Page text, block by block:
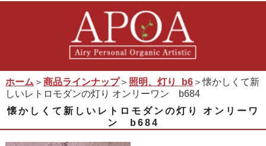
ホーム ＞ 商品ラインナップ＞ 照明、灯り_b6＞懐かしくて新
しいレトロモダンの灯り オンリーワン b684
懐かしくて新しいレトロモダンの灯り オンリーワ
ン b684